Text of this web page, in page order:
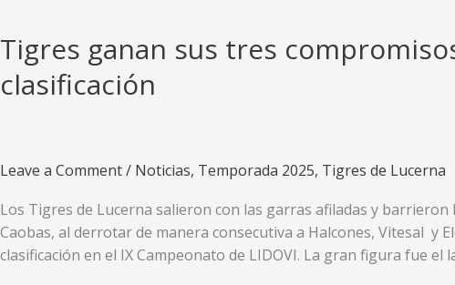
en
cierre
regular
del
IX
Campeonato
Tigres ganan sus tres
clasificación
Leave a Comment/ Noticias, Temporada 2025, Tigres de Lucerna
Los Tigres de Lucerna salieron con las garras afiladas y barrieron
Caobas, al derrotar de manera consecutiva a Halcones, Vitesal y
clasificación en el IX Campeonato de LIDOVI. La gran figura fue el